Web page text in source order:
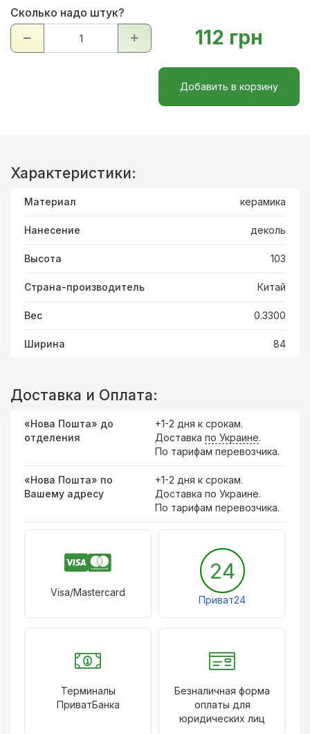
Сколько надо штук?
112 грн
Добавить в корзину
Характеристики:
Материал керамика
Нанесение деколь
Высота 103
Страна-производитель Китай
Вес 0.3300
Ширина 84
Доставка и Оплата:
«Нова Пошта» до
отделения
+1-2 дня к срокам.
Доставка по Украине.
По тарифам перевозчика.
«Нова Пошта» по
Вашему адресу
+1-2 дня к срокам.
Доставка по Украине.
По тарифам перевозчика.
Visa/Mastercard
24
Приват24
Терминалы
ПриватБанка
Безналичная форма
оплаты для
юридических лиц